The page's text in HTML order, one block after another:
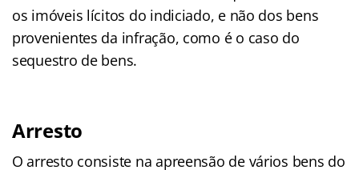
os imóveis lícitos do indiciado, e não dos bens
provenientes da infração, como é o caso do
sequestro de bens.
Arresto
O arresto consiste na apreensão de vários bens do